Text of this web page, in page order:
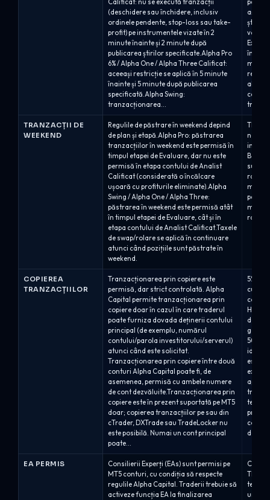
Calificat: nu se execută tranzacții
(deschidere sau închidere, inclusiv
ordinele pendente, stop-loss sau take-
profit) pe instrumentele vizate în 2
minute înainte și 2 minute după
publicarea știrilor specificate.Alpha Pro
6% / Alpha One / Alpha Three Calificat:
aceeași restricție se aplică în 5 minute
înainte și 5 minute după publicarea
specificată.Alpha Swing:
tranzacționarea...
știrilor
înainte
mare
reguli
ce
TRANZACȚII DE
WEEKEND
Regulile de păstrare în weekend depind
de plan și etapă.Alpha Pro: păstrarea
tranzacțiilor în weekend este permisă în
timpul etapei de Evaluare, dar nu este
permisă în etapa contului de Analist
Calificat (considerată o încălcare
ușoară cu profiturile eliminate).Alpha
Swing / Alpha One / Alpha Three:
păstrarea în weekend este permisă atât
în timpul etapei de Evaluare, cât și în
etapa contului de Analist Calificat.Taxele
de swap/rolare se aplică în continuare
atunci când pozițiile sunt păstrate în
weekend.
The
sub
ratelor
mai
peste
COPIEREA
TRANZACȚIILOR
Tranzacționarea prin copiere este
permisă, dar strict controlată. Alpha
Capital permite tranzacționarea prin
copiere doar în cazul în care traderul
poate furniza dovada deținerii contului
principal (de exemplu, numărul
contului/parola investitorului/serverul)
atunci când este solicitat.
Tranzacționarea prin copiere între două
conturi Alpha Capital poate fi, de
asemenea, permisă cu ambele numere
de cont dezvăluite.Tranzacționarea prin
copiere este în prezent suportată pe MT5
doar; copierea tranzacțiilor pe sau din
cTrader, DXTrade sau TradeLocker nu
este posibilă. Numai un cont principal
poate...
5%
cu
High
este
extern
terți
prin
de
EA PERMIS
Consilierii Experți (EAs) sunt permisi pe
MT5 conturi, cu condiția să respecte
regulile Alpha Capital. Traderii trebuie să
activeze funcția EA la finalizarea
The
un